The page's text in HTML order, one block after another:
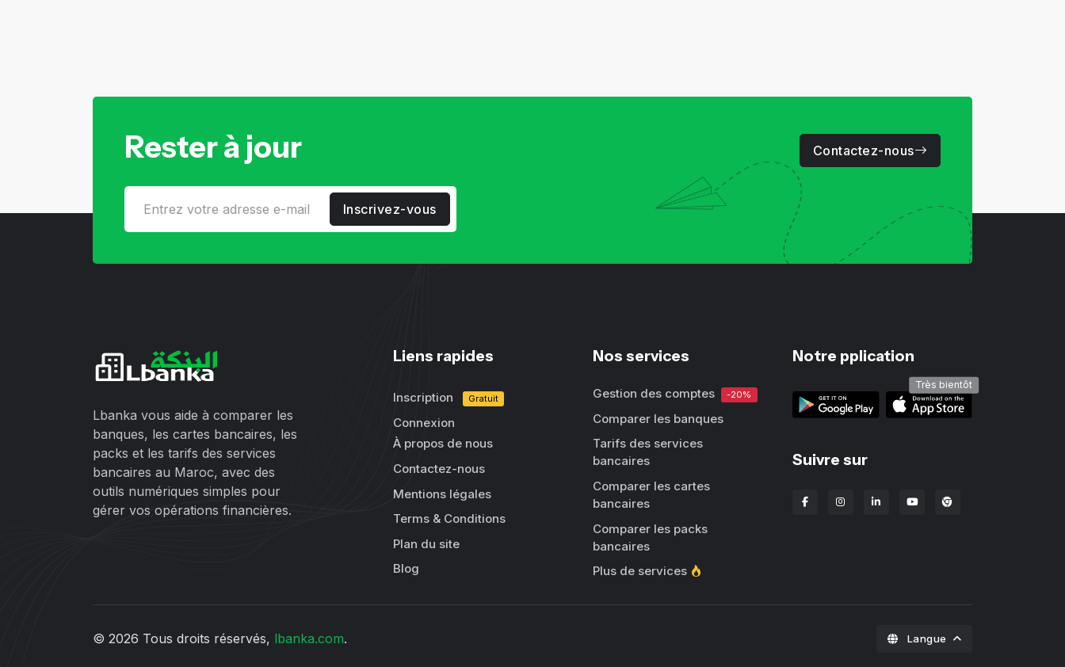
Rester à jour
Inscrivez-vous
Contactez-nous
Lbanka vous aide à comparer les
banques, les cartes bancaires, les
packs et les tarifs des services
bancaires au Maroc, avec des
outils numériques simples pour
gérer vos opérations financières.
Liens rapides
Inscription Gratuit
Connexion
À propos de nous
Contactez-nous
Mentions légales
Terms & Conditions
Plan du site
Blog
Nos services
Gestion des comptes -20%
Comparer les banques
Tarifs des services
bancaires
Comparer les cartes
bancaires
Comparer les packs
bancaires
Plus de services
Notre pplication
Très bientôt
Suivre sur
Extension Chrome
© 2026 Tous droits réservés, lbanka.com. Langue